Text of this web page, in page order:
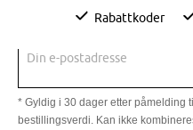
Rabattkoder
Din e-postadresse
* Gyldig i 30 dager etter påmelding
bestillingsverdi. Kan ikke